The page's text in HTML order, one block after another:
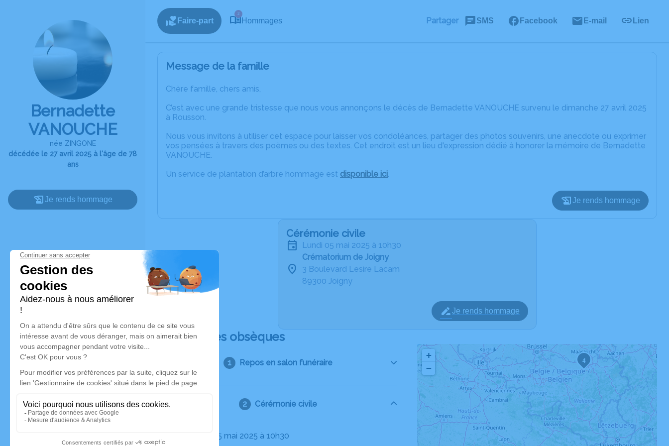
Bernadette
VANOUCHE
née ZINGONE
décédée le 27 avril 2025 à l'âge de 78
ans
Je rends hommage
Faire-part
2
Hommages Partager SMS Facebook E-mail Lien
Message de la famille
Chère famille, chers amis,
C’est avec une grande tristesse que nous vous annonçons le décès de Bernadette VANOUCHE survenu le dimanche 27 avril 2025
à Rousson.
Nous vous invitons à utiliser cet espace pour laisser vos condoléances, partager des photos souvenirs, une anecdote ou exprimer
vos pensées à travers des poèmes ou des textes. Cet endroit est un lieu d'expression dédié à honorer la mémoire de Bernadette
VANOUCHE.
Un service de plantation d’arbre hommage est disponible ici.
Je rends hommage
Cérémonie civile
lundi 05 mai 2025 à 10h30
Crématorium de Joigny
3 Boulevard Lesire Lacam
89300 Joigny
Je rends hommage
Déroulé des obsèques
Repos en salon funéraire
Cérémonie civile
Le lundi 05 mai 2025 à 10h30
4
+
−